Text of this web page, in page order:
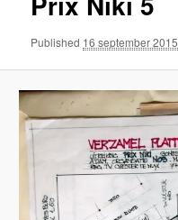
Published 16 september 2015